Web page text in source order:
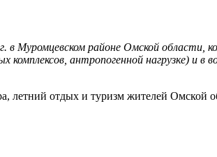
в Муромцевском районе Омской области,
антропогенной нагрузке) и в
летний отдых и туризм жителей Омской